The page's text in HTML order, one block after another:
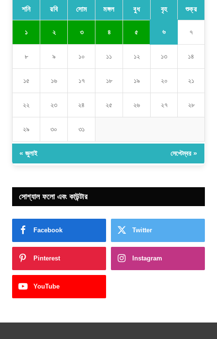
শনি রবি সোম মঙ্গল বুধ বৃহ শুক্র
১ ২ ৩ ৪ ৫ ৬ ৭
৮ ৯ ১০ ১১ ১২ ১৩ ১৪
১৫ ১৬ ১৭ ১৮ ১৯ ২০ ২১
২২ ২৩ ২৪ ২৫ ২৬ ২৭ ২৮
২৯ ৩০ ৩১
« জুলাই সেপ্টেম্বর »
সোশ্যাল ফলো এবং কাউন্টার
Facebook Twitter
Pinterest Instagram
YouTube